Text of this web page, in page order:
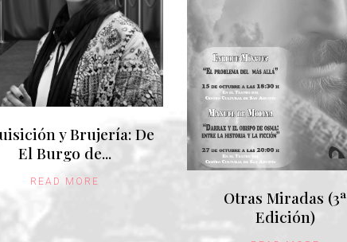
y Brujería: De
El Burgo de...
READ MORE
Otras Miradas (3ª
Edición)